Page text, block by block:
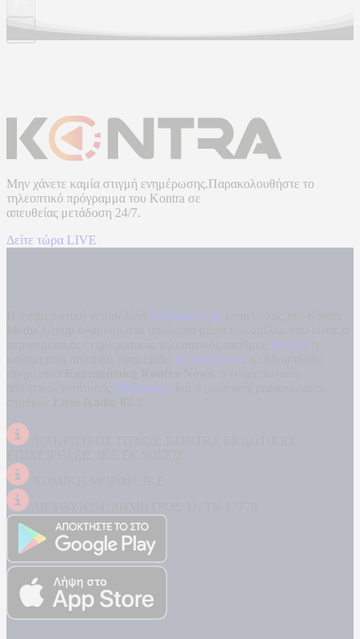
Μην χάνετε καμία στιγμή ενημέρωσης.Παρακολουθήστε το
τηλεοπτικό πρόγραμμα του Kontra σε
απευθείας μετάδοση 24/7.
Δείτε τώρα LIVE
kontranews.gr
Kontra
Kontra News
Filathlos.gr